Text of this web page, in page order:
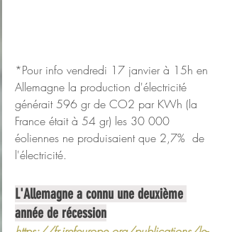
*Pour info vendredi 17 janvier à 15h en
Allemagne la production d'électricité
générait 596 gr de CO2 par KWh (la
France était à 54 gr) les 30 000
éoliennes ne produisaient que 2,7%  de
l'électricité.
L'Allemagne a connu une deuxième
année de récession